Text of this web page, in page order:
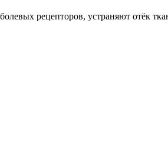
рецепторов, устраняют отёк